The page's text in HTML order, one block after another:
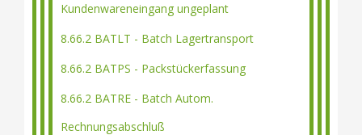
Kundenwareneingang ungeplant
8.66.2 BATLT - Batch Lagertransport
8.66.2 BATPS - Packstückerfassung
8.66.2 BATRE - Batch Autom.
Rechnungsabschluß